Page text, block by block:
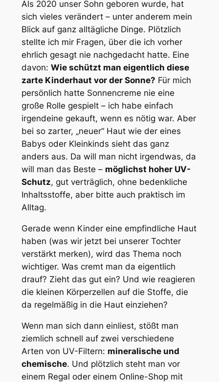
Als 2020 unser Sohn geboren wurde, hat
sich vieles verändert – unter anderem mein
Blick auf ganz alltägliche Dinge. Plötzlich
stellte ich mir Fragen, über die ich vorher
ehrlich gesagt nie nachgedacht hatte. Eine
davon: Wie schützt man eigentlich diese
zarte Kinderhaut vor der Sonne? Für mich
persönlich hatte Sonnencreme nie eine
große Rolle gespielt – ich habe einfach
irgendeine gekauft, wenn es nötig war. Aber
bei so zarter, „neuer“ Haut wie der eines
Babys oder Kleinkinds sieht das ganz
anders aus. Da will man nicht irgendwas, da
will man das Beste – möglichst hoher UV-
Schutz, gut verträglich, ohne bedenkliche
Inhaltsstoffe, aber bitte auch praktisch im
Alltag.
Gerade wenn Kinder eine empfindliche Haut
haben (was wir jetzt bei unserer Tochter
verstärkt merken), wird das Thema noch
wichtiger. Was cremt man da eigentlich
drauf? Zieht das gut ein? Und wie reagieren
die kleinen Körperzellen auf die Stoffe, die
da regelmäßig in die Haut einziehen?
Wenn man sich dann einliest, stößt man
ziemlich schnell auf zwei verschiedene
Arten von UV-Filtern: mineralische und
chemische. Und plötzlich steht man vor
einem Regal oder einem Online-Shop mit